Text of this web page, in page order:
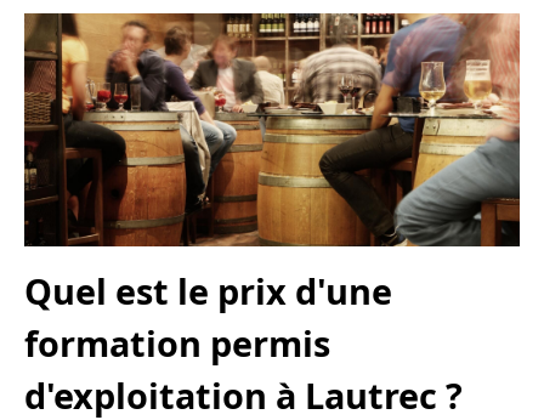
Quel est le prix d'une
formation permis
d'exploitation à Lautrec ?